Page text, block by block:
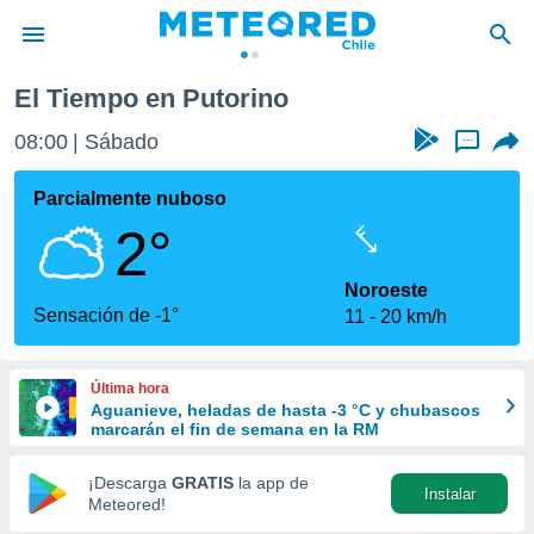
de
por
se
calidad.
a este
las
y
forma
digital
basada
El Tiempo en Putorino
08:00 Sábado ...
Parcialmente nuboso
2°
Sensación de -1°
Noroeste
11
20 km/h
Última hora
Aguanieve, heladas de hasta -3 °C y chubascos
marcarán el fin de semana en la RM
¡Descarga GRATIS la app de
Meteored!
Instalar